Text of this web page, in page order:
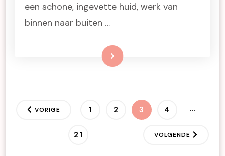
een schone, ingevette huid, werk van
binnen naar buiten …
Lees meer
Berichten
paginering
VORIGE PAGINA
1 PAGINA
2 PAGINA
3 PAGINA
4 …
PAGINA
21 VOLGENDE